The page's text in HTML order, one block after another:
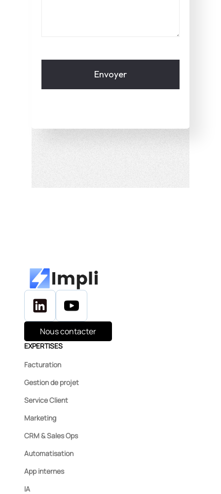
Nous contacter
EXPERTISES
Facturation
Gestion de projet
Service Client
Marketing
CRM & Sales Ops
Automatisation
App internes
IA